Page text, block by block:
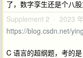
了，数字孪生还是个八
Supplement 2 · 2023
https://blog.csdn.net/
C 语言的超纲题，考的